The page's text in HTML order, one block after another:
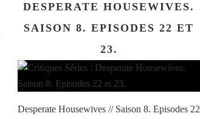
DESPERATE HOUSEWIVES.
SAISON 8. EPISODES 22 ET
23.
Desperate Housewives // Saison 8. Episodes 22